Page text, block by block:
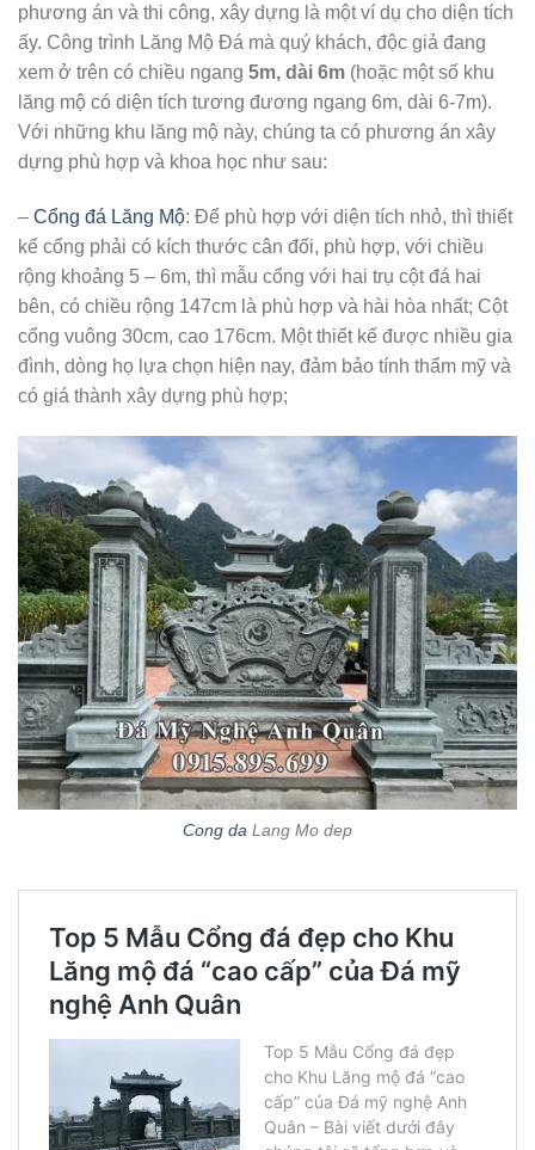
phương án và thi công, xây dựng là một ví dụ cho diện tích
ấy. Công trình Lăng Mộ Đá mà quý khách, độc giả đang
xem ở trên có chiều ngang 5m, dài 6m (hoặc một số khu
lăng mộ có diện tích tương đương ngang 6m, dài 6-7m).
Với những khu lăng mộ này, chúng ta có phương án xây
dựng phù hợp và khoa học như sau:
– Cổng đá Lăng Mộ: Để phù hợp với diện tích nhỏ, thì thiết
kế cổng phải có kích thước cân đối, phù hợp, với chiều
rộng khoảng 5 – 6m, thì mẫu cổng với hai trụ cột đá hai
bên, có chiều rộng 147cm là phù hợp và hài hòa nhất; Cột
cổng vuông 30cm, cao 176cm. Một thiết kế được nhiều gia
đình, dòng họ lựa chọn hiện nay, đảm bảo tính thẩm mỹ và
có giá thành xây dựng phù hợp;
Cong da Lang Mo dep